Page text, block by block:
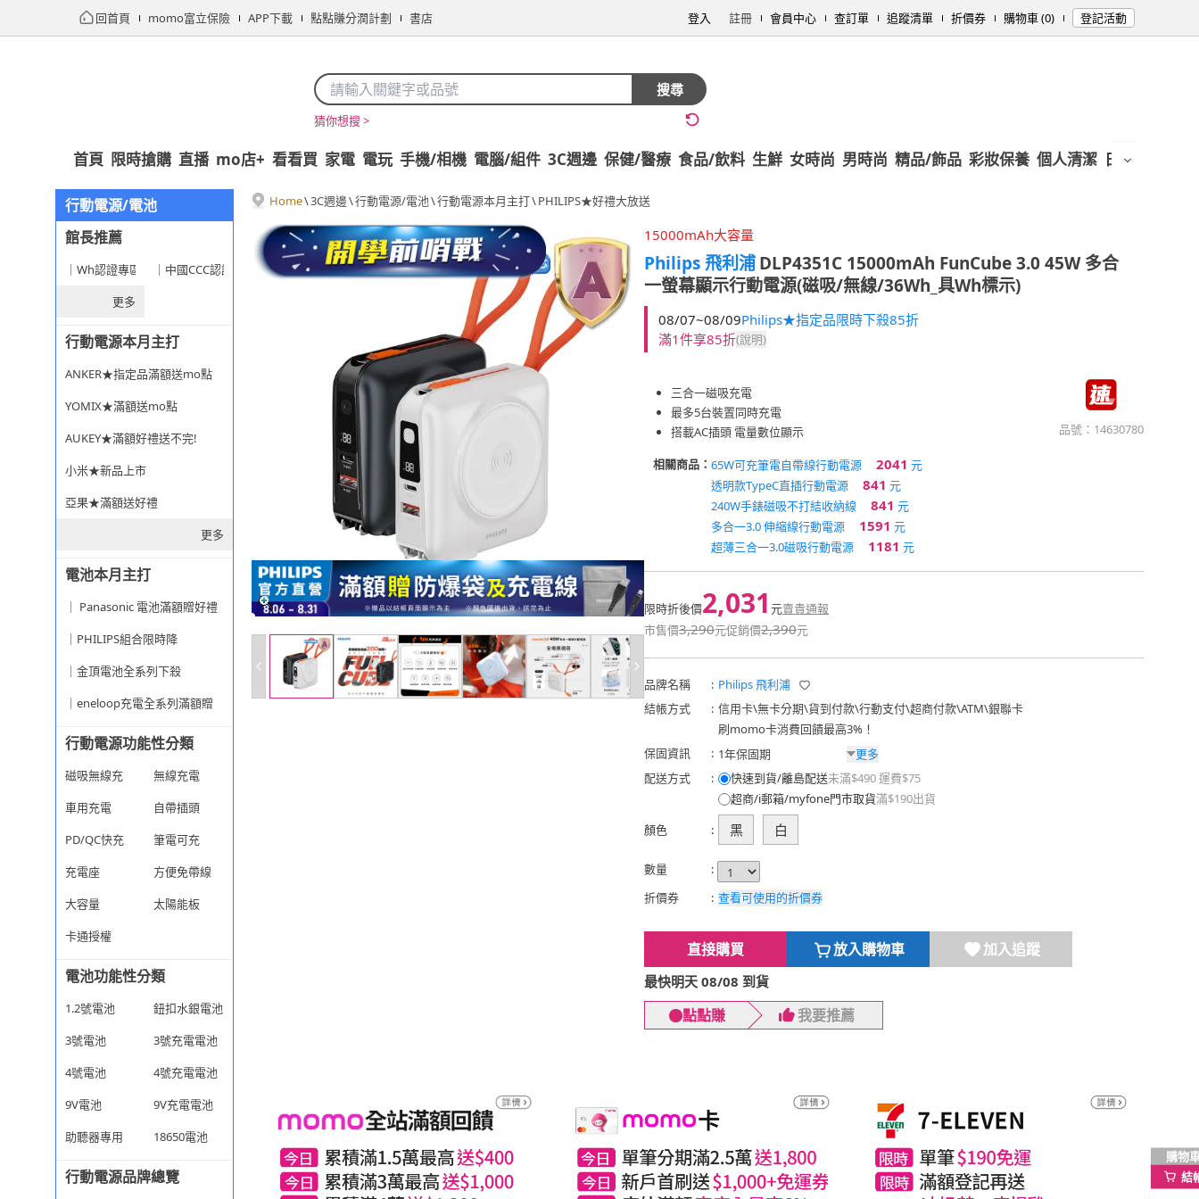
回首頁 momo富立保險 APP下載 點點賺分潤計劃 書店 登入 註冊 會員中心 查訂單 追蹤清單 折價券 購物車 (0) 登記活動
搜尋
猜你想搜 >
首頁 限時搶購 直播 mo店+ 看看買 家電 電玩 手機/相機 電腦/組件 3C週邊 保健/醫療 食品/飲料 生鮮 女時尚 男時尚 精品/飾品 彩妝保養 個人清潔 日用/紙品
行動電源/電池
館長推薦
｜Wh認證專區★旅遊安心選
｜中國CCC認證專區
更多
行動電源本月主打
ANKER★指定品滿額送mo點
YOMIX★滿額送mo點
AUKEY★滿額好禮送不完!
小米★新品上市
亞果★滿額送好禮
更多
電池本月主打
｜ Panasonic 電池滿額贈好禮
｜PHILIPS組合限時降
｜金頂電池全系列下殺
｜eneloop充電全系列滿額贈
行動電源功能性分類
磁吸無線充
無線充電
車用充電
自帶插頭
PD/QC快充
筆電可充
充電座
方便免帶線
大容量
太陽能板
卡通授權
電池功能性分類
1.2號電池
鈕扣水銀電池
3號電池
3號充電電池
4號電池
4號充電電池
9V電池
9V充電電池
助聽器專用
18650電池
行動電源品牌總覽
Home\3C週邊\行動電源/電池\行動電源本月主打\PHILIPS★好禮大放送
15000mAh大容量
Philips 飛利浦DLP4351C 15000mAh FunCube 3.0 45W 多合
一螢幕顯示行動電源(磁吸/無線/36Wh_具Wh標示)
08/07~08/09Philips★指定品限時下殺85折
滿1件享85折(說明)
三合一磁吸充電
最多5台裝置同時充電
搭載AC插頭 電量數位顯示
品號： 14630780
相關商品： 65W可充筆電自帶線行動電源 2041 元
透明款TypeC直插行動電源
841 元
240W手錶磁吸不打結收納線
841 元
多合一3.0 伸縮線行動電源
1591 元
超薄三合一3.0磁吸行動電源
1181 元
限時折後價2,031 元賣貴通報
市售價3,290元促銷價2,390元
品牌名稱 : Philips 飛利浦
結帳方式
: 信用卡\無卡分期\貨到付款\行動支付\超商付款\ATM\銀聯卡
刷momo卡消費回饋最高3%！
保固資訊
: 1年保固期
更多
配送方式
: 快速到貨/離島配送未滿$490 運費$75
超商/i郵箱/myfone門市取貨滿$190出貨
顏色
: 黑 白
數量
:
折價券
: 查看可使用的折價券
直接購買 放入購物車 加入追蹤
最快明天 08/08 到貨
點點賺 我要推薦
購物
結